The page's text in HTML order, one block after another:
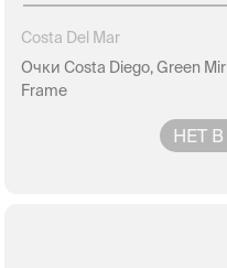
Costa Del Mar
Очки Costa Diego, Green
Frame
НЕТ